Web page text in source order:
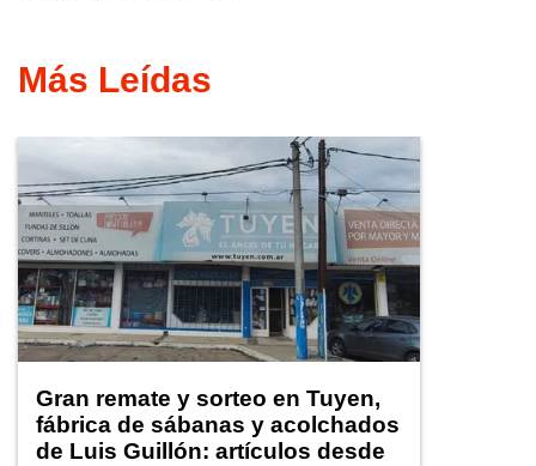
Más Leídas
Gran remate y sorteo en Tuyen,
fábrica de sábanas y acolchados
de Luis Guillón: artículos desde